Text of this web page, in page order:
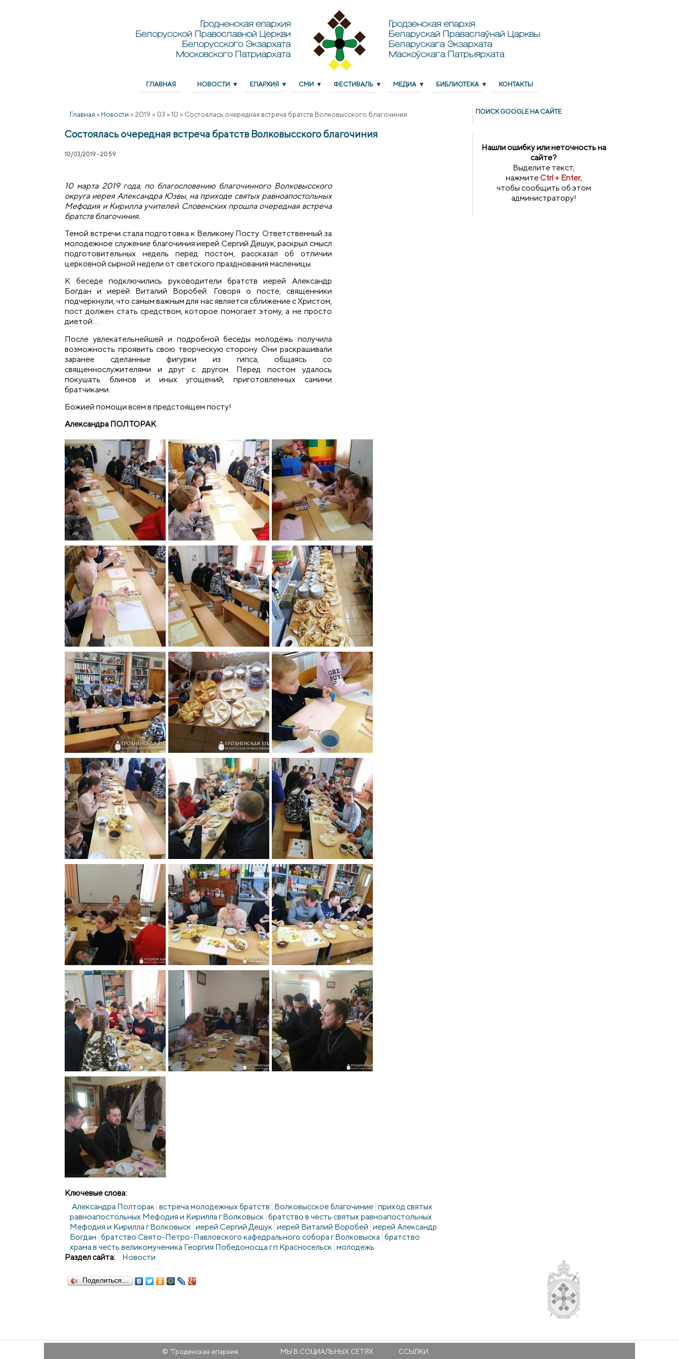
Гродненская епархия
Белорусской Православной Церкви
Белорусского Экзархата
Московского Патриархата
Гродзенская епархія
Беларускай Праваслаўнай Царквы
Беларускага Экзархата
Маскоўскага Патрыярхата
ГЛАВНАЯ НОВОСТИ ЕПАРХИЯ СМИ ФЕСТИВАЛЬ МЕДИА БИБЛИОТЕКА КОНТАКТЫ
Главная » Новости » 2019 » 03 » 10 » Состоялась очередная встреча братств Волковысского благочиния
Состоялась очередная встреча братств Волковысского благочиния
10/03/2019 - 20:59
10 марта 2019 года, по благословению благочинного Волковысского
округа иерея Александра Юзвы, на приходе святых равноапостольных
Мефодия и Кирилла учителей Словенских прошла очередная встреча
братств благочиния.
Темой встречи стала подготовка к Великому Посту. Ответственный за
молодежное служение благочиния иерей Сергий Дешук, раскрыл смысл
подготовительных недель перед постом, рассказал об отличии
церковной сырной недели от светского празднования масленицы.
К беседе подключились руководители братств иерей Александр
Богдан и иерей Виталий Воробей. Говоря о посте, священники
подчеркнули, что самым важным для нас является сближение с Христом,
пост должен стать средством, которое помогает этому, а не просто
диетой…
После увлекательнейшей и подробной беседы молодёжь получила
возможность проявить свою творческую сторону. Они раскрашивали
заранее сделанные фигурки из гипса, общаясь со
священнослужителями и друг с другом. Перед постом удалось
покушать блинов и иных угощений, приготовленных самими
братчиками.
Божией помощи всем в предстоящем посту!
Александра ПОЛТОРАК
Ключевые слова:
Александра Полторак встреча молодежных братств Волковысское благочиние приход святых
равноапостольных Мефодия и Кирилла г.Волковыск братство в честь святых равноапостольных
Мефодия и Кирилла г.Волковыск иерей Сергий Дешук иерей Виталий Воробей иерей Александр
Богдан братство Свято-Петро-Павловского кафедрального собора г.Волковыска братство
храма в честь великомученика Георгия Победоносца г.п.Красносельск молодежь
Раздел сайта:
Новости
Поделиться…
ПОИСК GOОGLE НА САЙТЕ
Нашли ошибку или неточность на
сайте?
Выделите текст,
нажмитеCtrl + Enter,
чтобы сообщить об этом
администратору!
© "Гроденская епархия
МЫ В СОЦИАЛЬНЫХ СЕТЯХ ССЫЛКИ